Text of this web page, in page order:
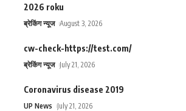
2026 roku
ब्रेकिंग न्यूज August 3, 2026
cw-check-https://test.com/
ब्रेकिंग न्यूज July 21, 2026
Coronavirus disease 2019
UP News July 21, 2026